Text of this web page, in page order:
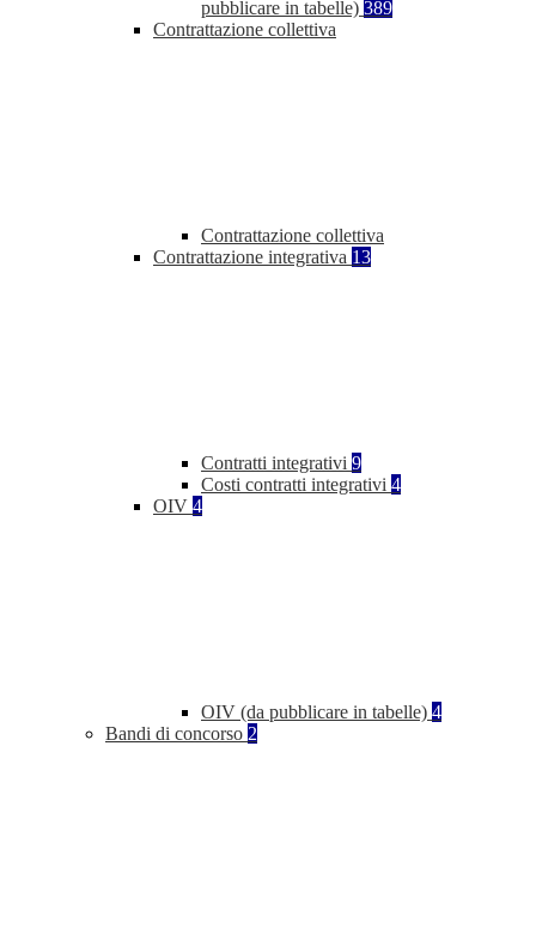
pubblicare in tabelle) 389
Contrattazione collettiva
Contrattazione collettiva
Contrattazione integrativa 13
Contratti integrativi 9
Costi contratti integrativi 4
OIV 4
OIV (da pubblicare in tabelle) 4
Bandi di concorso 2